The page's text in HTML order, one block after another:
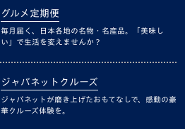
グルメ定期便
毎月届く、日本各地の名物・名産品。「美味し
い」で生活を変えませんか？
ジャパネットクルーズ
ジャパネットが磨き上げたおもてなしで、感動の豪
華クルーズ体験を。